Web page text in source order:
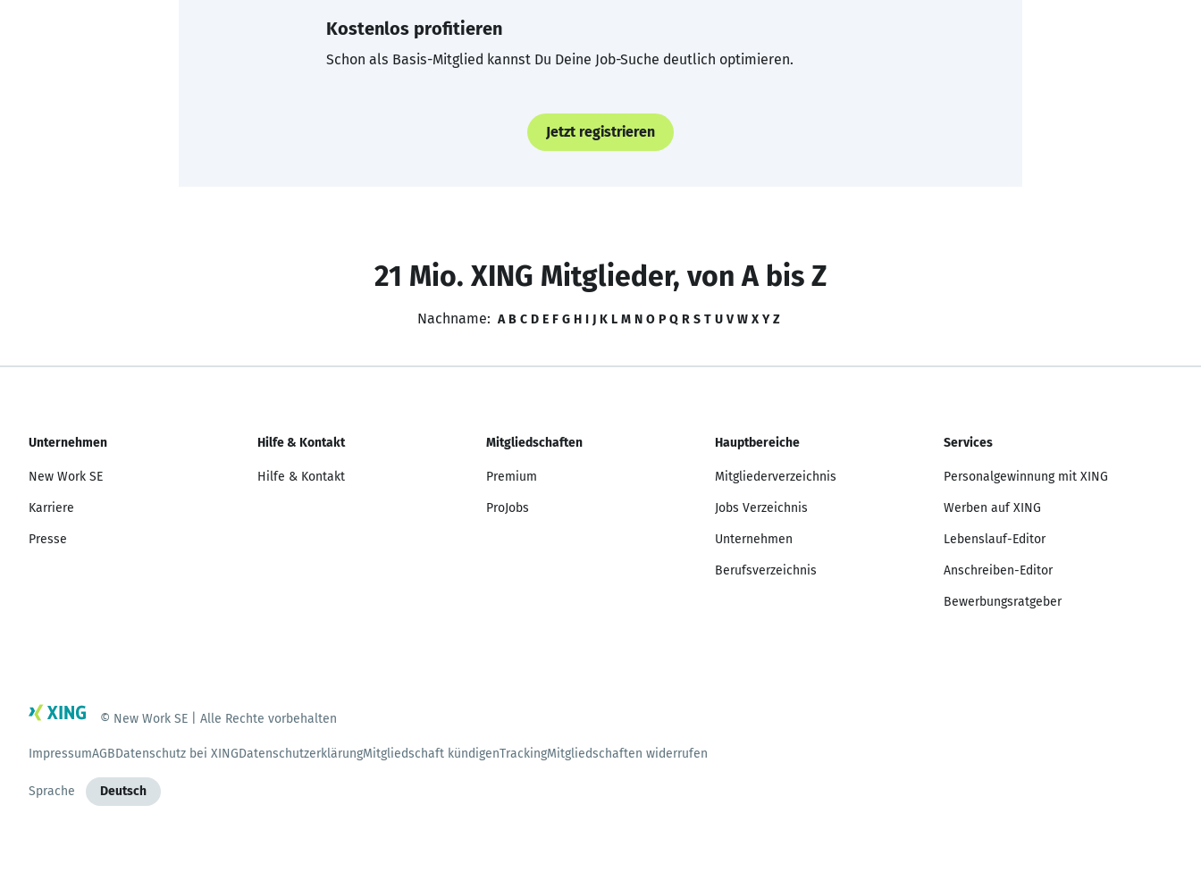
Kostenlos profitieren
Schon als Basis-Mitglied kannst Du Deine Job-Suche deutlich optimieren.
Jetzt registrieren
21 Mio. XING Mitglieder, von A bis Z
Nachname: A B C D E F G H I J K L M N O P Q R S T U V W X Y Z
Unternehmen
New Work SE
Karriere
Presse
Hilfe & Kontakt
Hilfe & Kontakt
Mitgliedschaften
Premium
ProJobs
Hauptbereiche
Mitgliederverzeichnis
Jobs Verzeichnis
Unternehmen
Berufsverzeichnis
Services
Personalgewinnung mit XING
Werben auf XING
Lebenslauf-Editor
Anschreiben-Editor
Bewerbungsratgeber
© New Work SE | Alle Rechte vorbehalten
ImpressumAGBDatenschutz bei XINGDatenschutzerklärungMitgliedschaft kündigenTrackingMitgliedschaften widerrufen
Sprache Deutsch